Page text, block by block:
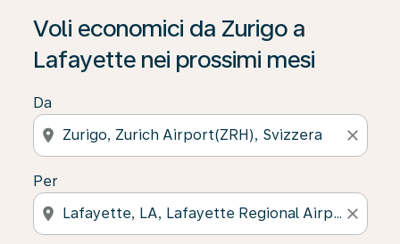
Voli economici da Zurigo a
Lafayette nei prossimi mesi
Da
location_on close
Per
location_on close
Se non trova risultati, faccia clic su “Cerca le offerte”